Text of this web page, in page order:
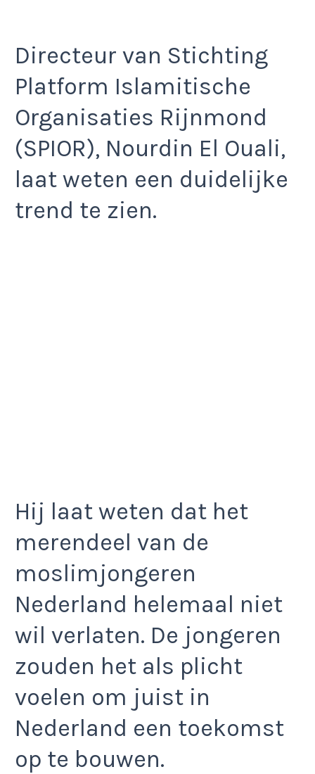
Directeur van Stichting
Platform Islamitische
Organisaties Rijnmond
(SPIOR), Nourdin El Ouali,
laat weten een duidelijke
trend te zien.
Hij laat weten dat het
merendeel van de
moslimjongeren
Nederland helemaal niet
wil verlaten. De jongeren
zouden het als plicht
voelen om juist in
Nederland een toekomst
op te bouwen.